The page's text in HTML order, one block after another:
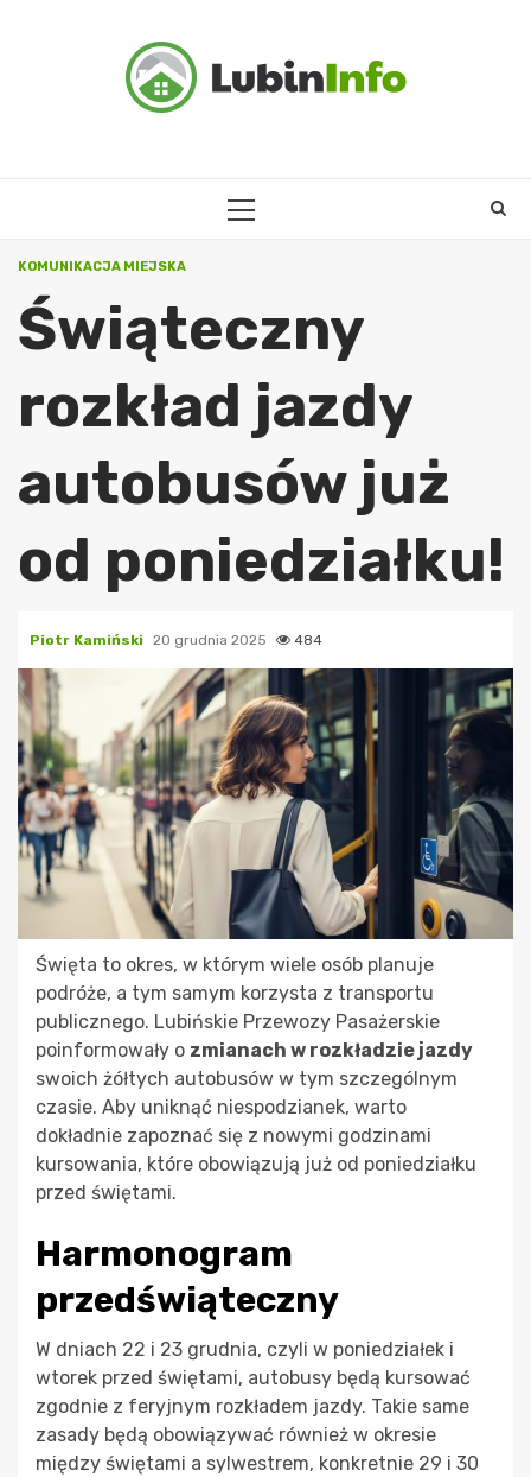
PRIMARY
KOMUNIKACJA MIEJSKA
Świąteczny
rozkład jazdy
autobusów już
od poniedziałku!
Piotr Kamiński 20 grudnia 2025 484
Święta to okres, w którym wiele osób planuje
podróże, a tym samym korzysta z transportu
publicznego. Lubińskie Przewozy Pasażerskie
poinformowały o zmianach w rozkładzie jazdy
swoich żółtych autobusów w tym szczególnym
czasie. Aby uniknąć niespodzianek, warto
dokładnie zapoznać się z nowymi godzinami
kursowania, które obowiązują już od poniedziałku
przed świętami.
Harmonogram
przedświąteczny
W dniach 22 i 23 grudnia, czyli w poniedziałek i
wtorek przed świętami, autobusy będą kursować
zgodnie z feryjnym rozkładem jazdy. Takie same
zasady będą obowiązywać również w okresie
między świętami a sylwestrem, konkretnie 29 i 30